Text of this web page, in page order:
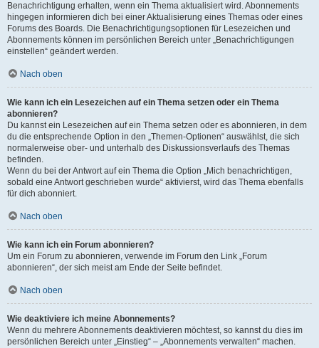
Benachrichtigung erhalten, wenn ein Thema aktualisiert wird. Abonnements
hingegen informieren dich bei einer Aktualisierung eines Themas oder eines
Forums des Boards. Die Benachrichtigungsoptionen für Lesezeichen und
Abonnements können im persönlichen Bereich unter „Benachrichtigungen
einstellen“ geändert werden.
Nach oben
Wie kann ich ein Lesezeichen auf ein Thema setzen oder ein Thema
abonnieren?
Du kannst ein Lesezeichen auf ein Thema setzen oder es abonnieren, in dem
du die entsprechende Option in den „Themen-Optionen“ auswählst, die sich
normalerweise ober- und unterhalb des Diskussionsverlaufs des Themas
befinden.
Wenn du bei der Antwort auf ein Thema die Option „Mich benachrichtigen,
sobald eine Antwort geschrieben wurde“ aktivierst, wird das Thema ebenfalls
für dich abonniert.
Nach oben
Wie kann ich ein Forum abonnieren?
Um ein Forum zu abonnieren, verwende im Forum den Link „Forum
abonnieren“, der sich meist am Ende der Seite befindet.
Nach oben
Wie deaktiviere ich meine Abonnements?
Wenn du mehrere Abonnements deaktivieren möchtest, so kannst du dies im
persönlichen Bereich unter „Einstieg“ – „Abonnements verwalten“ machen.